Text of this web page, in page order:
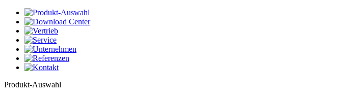
Produkt-Auswahl